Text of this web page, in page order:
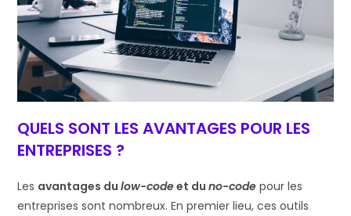
QUELS SONT LES AVANTAGES POUR LES
ENTREPRISES ?
Les avantages dulow-codeet duno-code pour les
entreprises sont nombreux. En premier lieu, ces outils